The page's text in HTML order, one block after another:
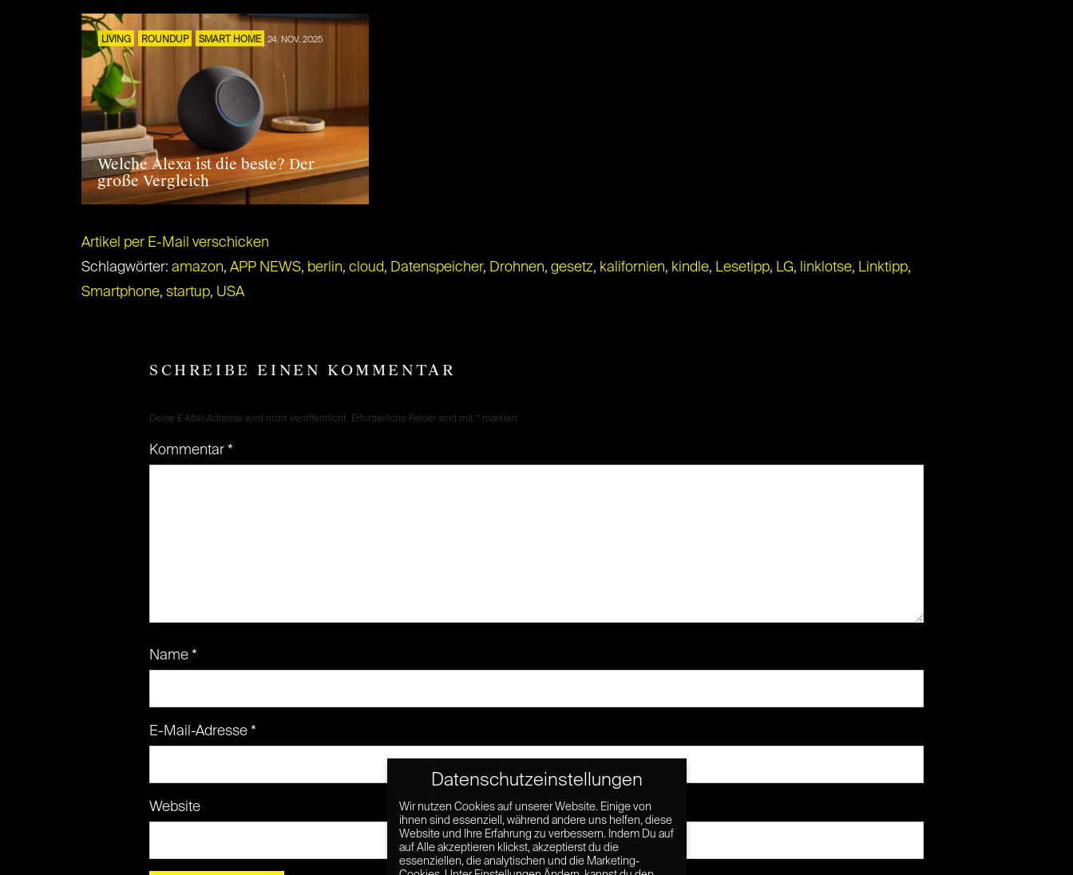
LIVING ROUNDUP SMART HOME 24. NOV. 2025
Welche Alexa ist die beste? Der
große Vergleich
Artikel per E-Mail verschicken
Schlagwörter: amazon, APP NEWS, berlin, cloud, Datenspeicher, Drohnen, gesetz, kalifornien, kindle, Lesetipp, LG, linklotse, Linktipp,
Smartphone, startup, USA
SCHREIBE EINEN KOMMENTAR
Deine E-Mail-Adresse wird nicht veröffentlicht. Erforderliche Felder sind mit * markiert
Kommentar *
Name *
E-Mail-Adresse *
Website
Datenschutzeinstellungen
Wir nutzen Cookies auf unserer Website. Einige von
ihnen sind essenziell, während andere uns helfen, diese
Website und Ihre Erfahrung zu verbessern. Indem Du auf
auf Alle akzeptieren klickst, akzeptierst du die
essenziellen, die analytischen und die Marketing-